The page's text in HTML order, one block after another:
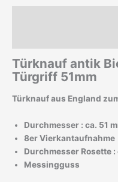
Türknauf antik
Türgriff 51mm
Türknauf aus England
Durchmesser : ca. 51
8er Vierkantaufnahme
Durchmesser Rosette :
Messingguss